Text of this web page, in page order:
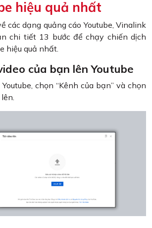
hiệu quả nhất
các dạng quảng cáo Youtube, Vinalink
chi tiết 13 bước để chạy chiến dịch
hiệu quả nhất.
của bạn lên Youtube
chọn “Kênh của bạn” và chọn